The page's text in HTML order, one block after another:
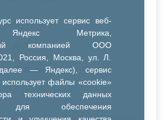
использует сервис веб-
Яндекс Метрика,
компанией ООО
Россия, Москва, ул. Л.
— Яндекс), сервис
файлы «cookie»
технических данных
для обеспечения
ДК Синтез
ДК Речник
ДК Водник
Иное